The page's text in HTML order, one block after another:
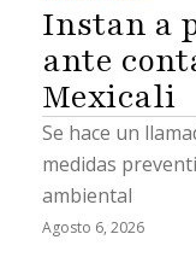
Instan a
ante
Mexicali
Se hace un
medidas
ambiental
Agosto 6, 2026